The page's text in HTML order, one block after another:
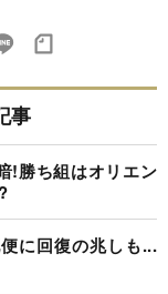
事
!勝ち組はオリエン
に回復の兆しも...